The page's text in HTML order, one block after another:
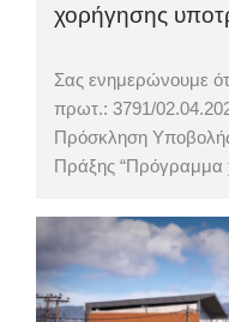
χορήγησης
Σας ενημερώνουμε
πρωτ.: 3791/
Πρόσκληση Υποβολής
Πράξης “Πρόγραμμα